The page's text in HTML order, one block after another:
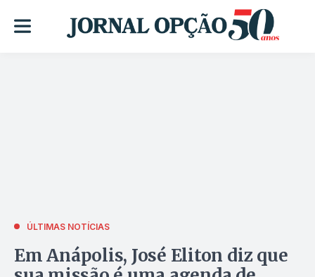
ÚLTIMAS NOTÍCIAS
Em Anápolis, José Eliton diz que